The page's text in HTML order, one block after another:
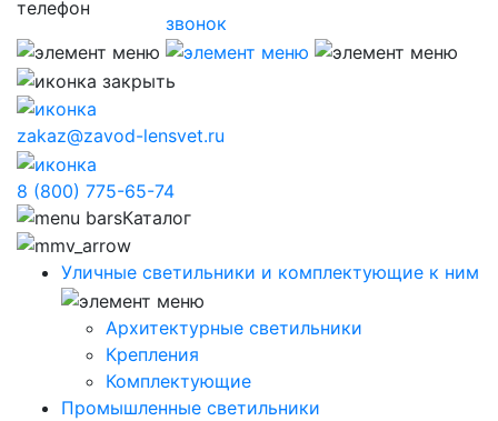
звонок
zakaz@zavod-lensvet.ru
8 (800) 775-65-74
Каталог
Уличные светильники и комплектующие к ним
Архитектурные светильники
Крепления
Комплектующие
Промышленные светильники